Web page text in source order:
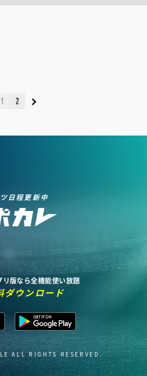
1 2
日程更新中
版なら全機能使い放題
ダウンロード
ALL RIGHTS RESERVED.